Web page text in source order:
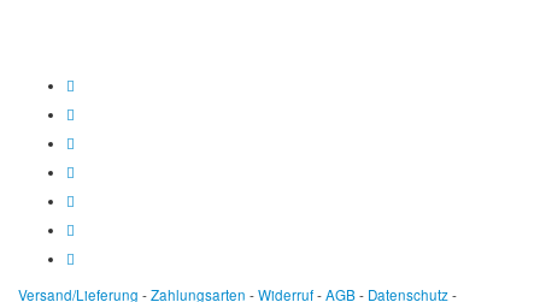
Versand/Lieferung -Zahlungsarten -Widerruf-AGB- Datenschutz-